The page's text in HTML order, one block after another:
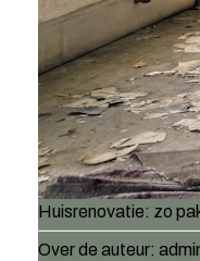
Huisrenovatie: zo
Over de auteur: